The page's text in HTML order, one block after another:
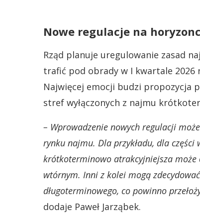
Nowe regulacje na
Rząd planuje uregulowanie zasad
trafić pod obrady w I kwartale 2026
Najwięcej emocji budzi propozycja
stref wyłączonych z najmu
– Wprowadzenie nowych regulacji
rynku najmu. Dla przykładu, dla
krótkoterminowo atrakcyjniejsza może
wtórnym. Inni z kolei mogą
długoterminowego, co powinno
dodaje Paweł Jarząbek.